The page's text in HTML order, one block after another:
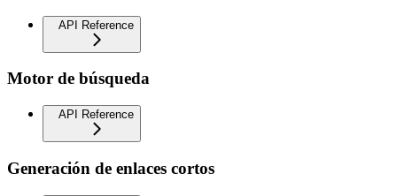
API Reference
Motor de búsqueda
API Reference
Generación de enlaces cortos